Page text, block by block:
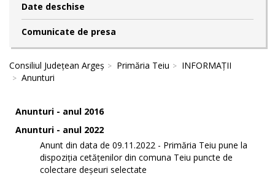
Date deschise
Comunicate de presa
Consiliul Județean Argeș Primăria Teiu
INFORMAȚII
Anunturi
Anunturi - anul 2016
Anunturi - anul 2022
Anunt din data de 09.11.2022 - Primăria Teiu pune la
dispoziția cetățenilor din comuna Teiu puncte de
colectare deșeuri selectate